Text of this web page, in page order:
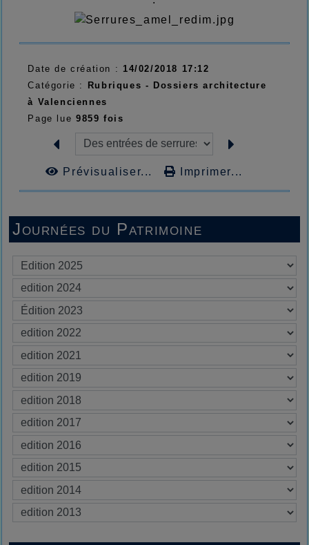
Journées du Patrimoine
Date de création : 14/02/2018 17:12
Catégorie : Rubriques - Dossiers architecture
à Valenciennes
Page lue 9859 fois
Prévisualiser... Imprimer...